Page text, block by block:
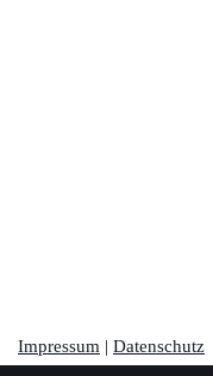
Impressum | Datenschutz